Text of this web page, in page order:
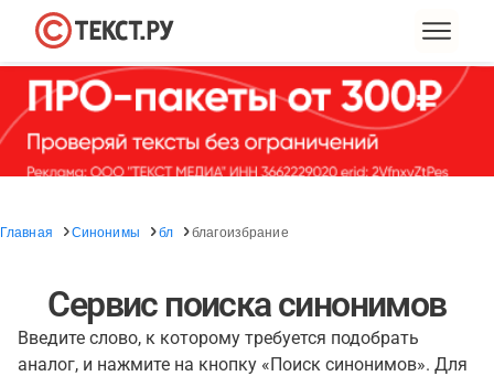
Главная Синонимы бл благоизбрание
Сервис поиска синонимов
Введите слово, к которому требуется подобрать
аналог, и нажмите на кнопку «Поиск синонимов». Для